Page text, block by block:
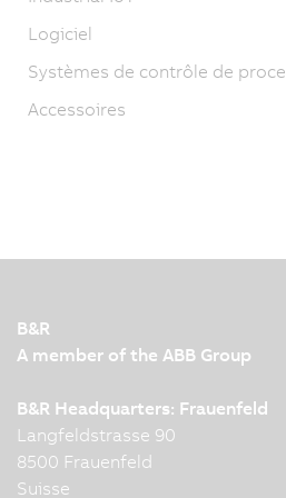
Logiciel
Systèmes de contrôle de
Accessoires
B&R
A member of the ABB Group
B&R Headquarters: Frauenfeld
Langfeldstrasse 90
8500 Frauenfeld
Suisse